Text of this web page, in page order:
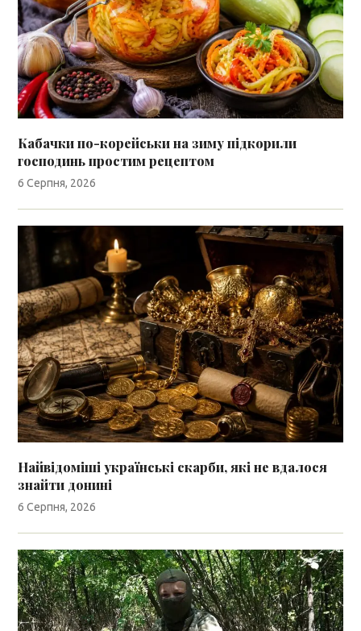
Кабачки по-корейськи на зиму підкорили
господинь простим рецептом
6 Серпня, 2026
Найвідоміші українські скарби, які не вдалося
знайти донині
6 Серпня, 2026